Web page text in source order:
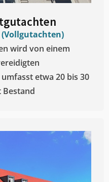
(Vollgutachten)
wird von einem
etwa 20 bis 30
Bestand